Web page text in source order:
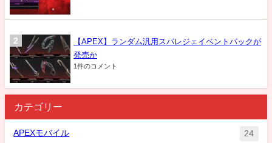
【APEX】ランダム汎用スパレジェイベントパックが
発売か
1件のコメント
カテゴリー
APEXモバイル 24